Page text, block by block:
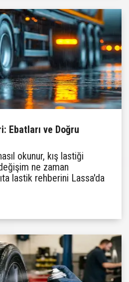
Ebatları ve Doğru
okunur, kış lastiği
ne zaman
lastik rehberini Lassa'da